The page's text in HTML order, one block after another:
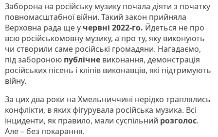
Заборона на російську музику почала діяти з початку
повномасштабної війни. Такий закон прийняла
Верховна рада ще у червні 2022-го. Йдеться не про
всю російськомовну музику, а про ту, яку виконують
чи створили саме російські громадяни. Нагадаємо,
під забороною публічне виконання, демонстрація
російських пісень і кліпів виконавців, які підтримують
війну.
За цих два роки на Хмельниччині нерідко траплялись
конфлікти, в яких фігурувала російська музика. Всі
інциденти, як правило, мали суспільний розголос.
Але – без покарання.